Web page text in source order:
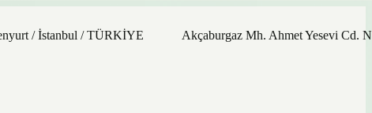
İstanbul / TÜRKİYE
Akçaburgaz Mh. Ahmet Yesevi Cd. No: